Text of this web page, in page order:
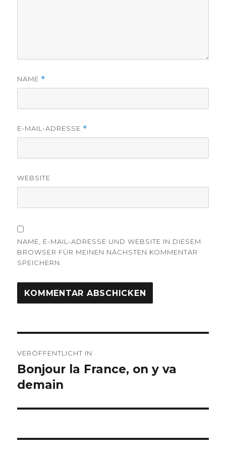
NAME *
E-MAIL-ADRESSE *
WEBSITE
NAME, E-MAIL-ADRESSE UND WEBSITE IN DIESEM
BROWSER FÜR MEINEN NÄCHSTEN KOMMENTAR
SPEICHERN.
VERÖFFENTLICHT IN
Bonjour la France, on y va
demain